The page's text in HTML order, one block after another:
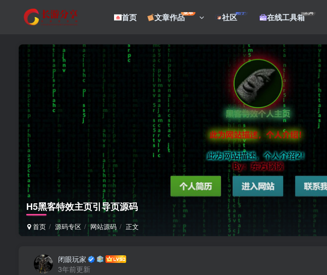
首页 文章作品菜单 社区帖子 在线工具箱工具
H5黑客特效主页引导页源码
首页 源码专区 网站源码 正文
闭眼玩家
3年前更新